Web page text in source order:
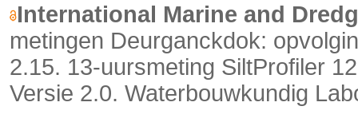
International Marine and
metingen Deurganckdok:
2.15. 13-uursmeting SiltProfiler
Versie 2.0. Waterbouwkundig